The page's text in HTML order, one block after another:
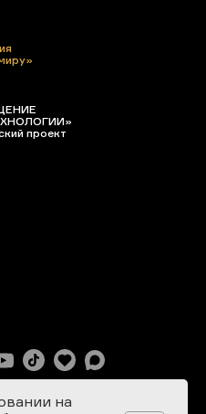
проект
на